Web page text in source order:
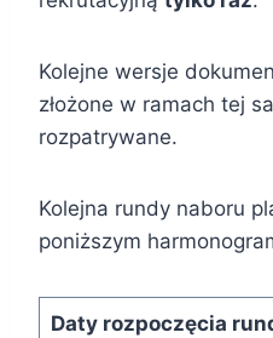
Kolejne wersje
złożone w ramach tej
rozpatrywane.
Kolejna rundy naboru
poniższym
Daty rozpoczęcia